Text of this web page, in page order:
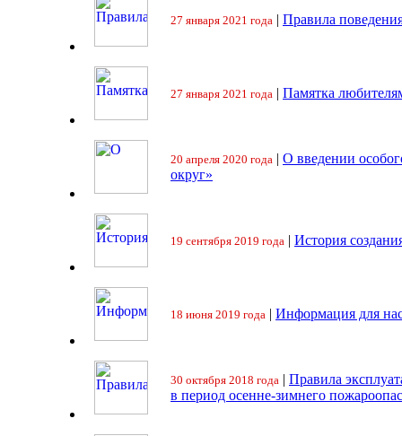
27 января 2021 года | Правила
27 января 2021 года | Памятка
20 апреля 2020 года | О введении
округ»
19 сентября 2019 года | История
18 июня 2019 года | Информация для
30 октября 2018 года | Правила
в период осенне-зимнего